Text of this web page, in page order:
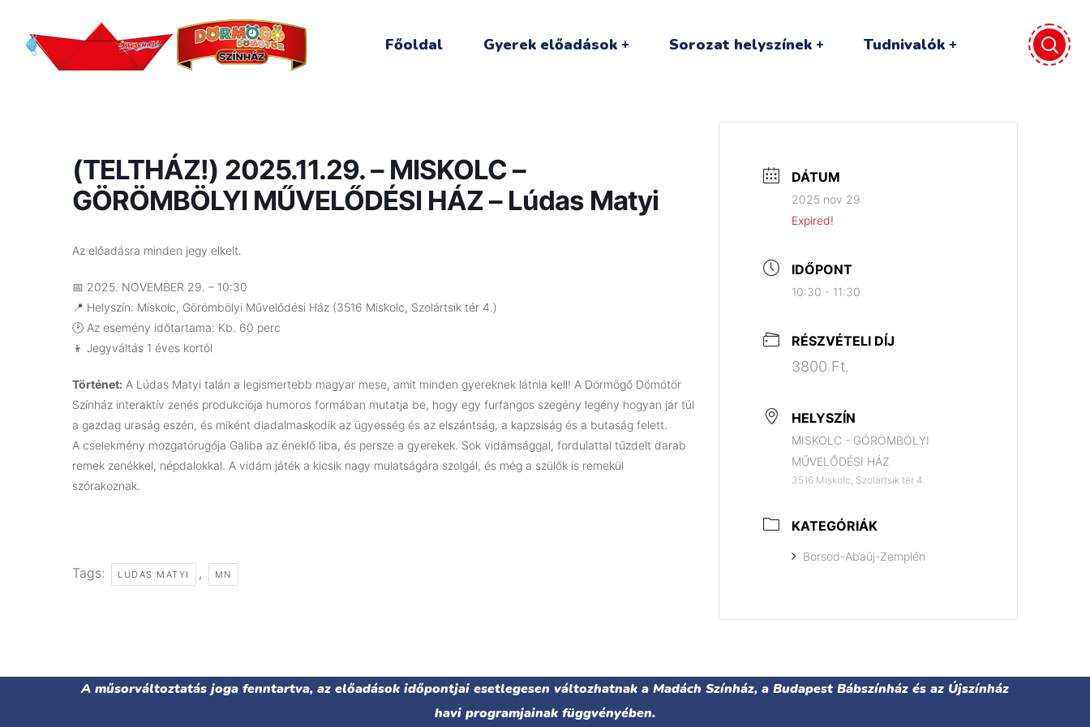
Főoldal Gyerek előadások Sorozat helyszínek Tudnivalók
(TELTHÁZ!) 2025.11.29. – MISKOLC –
GÖRÖMBÖLYI MŰVELŐDÉSI HÁZ – Lúdas Matyi
Az előadásra minden jegy elkelt.
📅 2025. NOVEMBER 29. – 10:30
📍 Helyszín: Miskolc, Görömbölyi Művelődési Ház (3516 Miskolc, Szolártsik tér 4.)
🕑 Az esemény időtartama: Kb. 60 perc
👦 Jegyváltás 1 éves kortól
Történet: A Lúdas Matyi talán a legismertebb magyar mese, amit minden gyereknek látnia kell! A Dörmögő Dömötör
Színház interaktív zenés produkciója humoros formában mutatja be, hogy egy furfangos szegény legény hogyan jár túl
a gazdag uraság eszén, és miként diadalmaskodik az ügyesség és az elszántság, a kapzsiság és a butaság felett.
A cselekmény mozgatórugója Galiba az éneklő liba, és persze a gyerekek. Sok vidámsággal, fordulattal tűzdelt darab
remek zenékkel, népdalokkal. A vidám játék a kicsik nagy mulatságára szolgál, és még a szülők is remekül
szórakoznak.
Tags: LUDAS MATYI , MN
DÁTUM
2025 nov 29
Expired!
IDŐPONT
10:30 - 11:30
RÉSZVÉTELI DÍJ
3800 Ft.
HELYSZÍN
MISKOLC - GÖRÖMBÖLYI
MŰVELŐDÉSI HÁZ
3516 Miskolc, Szolártsik tér 4.
KATEGÓRIÁK
Borsod-Abaúj-Zemplén
A műsorváltoztatás joga fenntartva, az előadások időpontjai esetlegesen változhatnak a Madách Színház, a Budapest Bábszínház és az Újszínház
havi programjainak függvényében.